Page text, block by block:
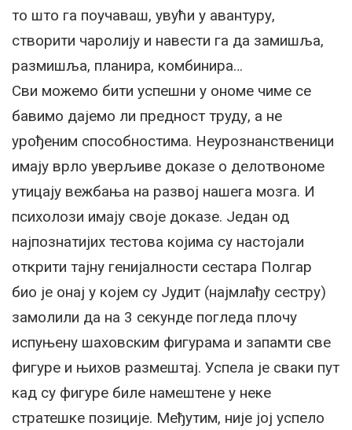
то што га поучаваш, увући у авантуру,
створити чаролију и навести га да замишља,
размишља, планира, комбинира…
Сви можемо бити успешни у ономе чиме се
бавимо дајемо ли предност труду, а не
урођеним способностима. Неурознанственици
имају врло уверљиве доказе о делотвономе
утицају вежбања на развој нашега мозга. И
психолози имају своје доказе. Један од
најпознатијих тестова којима су настојали
открити тајну генијалности сестара Полгар
био је онај у којем су Јудит (најмлађу сестру)
замолили да на 3 секунде погледа плочу
испуњену шаховским фигурама и запамти све
фигуре и њихов размештај. Успела је сваки пут
кад су фигуре биле намештене у неке
стратешке позиције. Међутим, није јој успело